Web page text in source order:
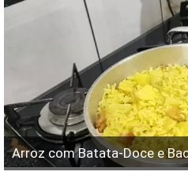
Arroz com Batata-Doce e